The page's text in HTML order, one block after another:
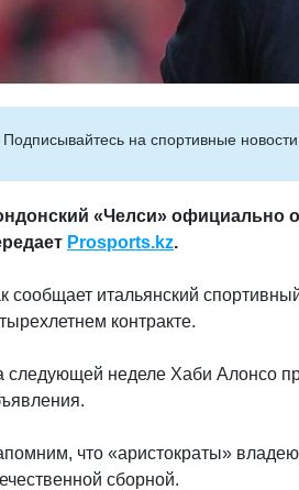
Подписывайтесь на cпортивные
«Челси» официально
Prosports.kz.
сообщает итальянский
контракте.
следующей неделе Хаби Алонсо
что «аристократы»
сборной.